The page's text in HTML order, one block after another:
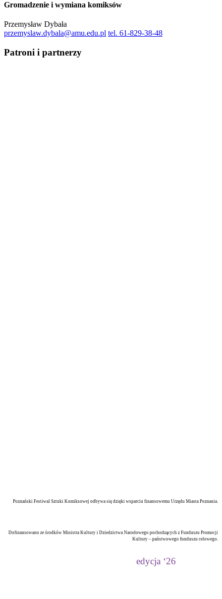
edycja ‘26
Gromadzenie i wymiana komiksów
Przemysław Dybała
przemyslaw.dybala@amu.edu.pl tel. 61-829-38-48
Patroni i partnerzy
Poznański Festiwal Sztuki Komiksowej odbywa się dzięki wsparciu finansowemu Urzędu Miasta Poznania.
Dofinansowano ze środków Ministra Kultury i Dziedzictwa Narodowego pochodzących z Funduszu Promocji
Kultury – państwowego funduszu celowego.